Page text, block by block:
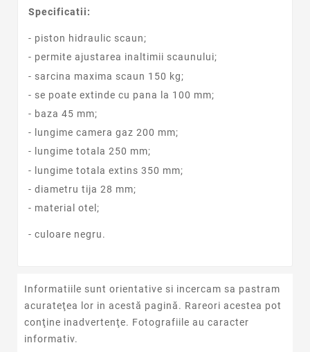
Specificatii:
- piston hidraulic scaun;
- permite ajustarea inaltimii scaunului;
- sarcina maxima scaun 150 kg;
- se poate extinde cu pana la 100 mm;
- baza 45 mm;
- lungime camera gaz 200 mm;
- lungime totala 250 mm;
- lungime totala extins 350 mm;
- diametru tija 28 mm;
- material otel;
- culoare negru.
Informatiile sunt orientative si incercam sa pastram
acurateţea lor in acestă pagină. Rareori acestea pot
conţine inadvertenţe. Fotografiile au caracter
informativ.